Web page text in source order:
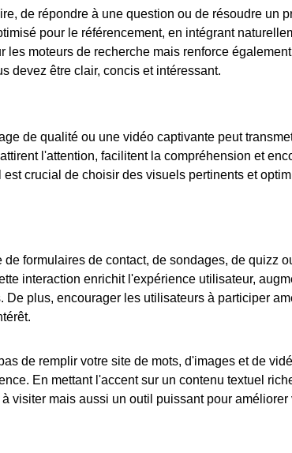
de répondre à une question ou de résoudre un
pour le référencement, en intégrant
moteurs de recherche mais renforce
devez être clair, concis et intéressant.
de qualité ou une vidéo captivante peut
l'attention, facilitent la compréhension et
crucial de choisir des visuels pertinents et
formulaires de contact, de sondages, de quizz
interaction enrichit l'expérience utilisateur,
plus, encourager les utilisateurs à participer
de remplir votre site de mots, d'images et de
En mettant l'accent sur un contenu textuel
visiter mais aussi un outil puissant pour améliorer